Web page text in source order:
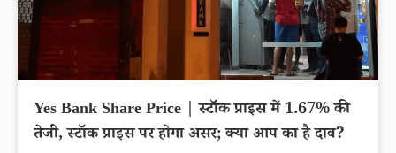
Yes Bank Share Price | स्टॉक प्राइस में 1.67% की
तेजी, स्टॉक प्राइस पर होगा असर; क्या आप का है दाव?